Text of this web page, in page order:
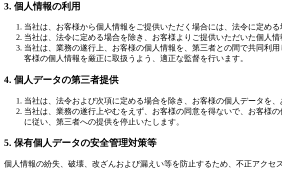
3. 個人情報の利用
当社は、お客様から個人情報をご提供いただく場合には、法令に定め
当社は、法令に定める場合を除き、お客様よりご提供いただいた個人
当社は、業務の遂行上、お客様の個人情報を、第三者との間で共同利
客様の個人情報を厳正に取扱うよう、適正な監督を行います。
4. 個人データの第三者提供
当社は、法令および次項に定める場合を除き、お客様の個人データを
当社は、業務の遂行上やむをえず、お客様の同意を得ないで、お客様
に従い、第三者への提供を停止いたします。
5. 保有個人データの安全管理対策等
個人情報の紛失、破壊、改ざんおよび漏えい等を防止するため、不正アクセ